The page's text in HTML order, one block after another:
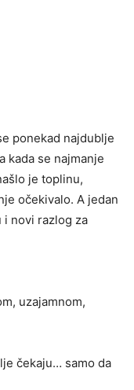
ponekad najdublje
kada se najmanje
je toplinu,
očekivalo. A jedan
i novi razlog za
uzajamnom,
čekaju… samo da